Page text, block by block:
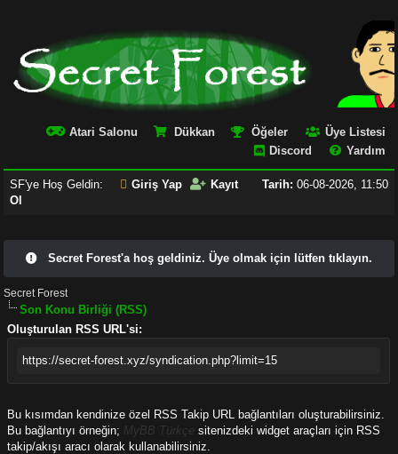
Atari Salonu Dükkan Öğeler
Üye Listesi
Discord
Yardım
Tarih: 06-08-2026, 11:50
SF'ye Hoş Geldin: Giriş Yap
Kayıt
Ol
Secret Forest'a hoş geldiniz. Üye olmak için lütfen tıklayın.
Secret Forest
Son Konu Birliği (RSS)
Oluşturulan RSS URL'si:
https://secret-forest.xyz/syndication.php?limit=15
Bu kısımdan kendinize özel RSS Takip URL bağlantıları oluşturabilirsiniz.
Bu bağlantıyı örneğin; MyBB Türkçe sitenizdeki widget araçları için RSS
takip/akışı aracı olarak kullanabilirsiniz.